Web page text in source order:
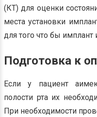
(КТ) для оценки
места установки
для того что бы имплант
Подготовка к
Если у пациент
полости рта их
При необходимости